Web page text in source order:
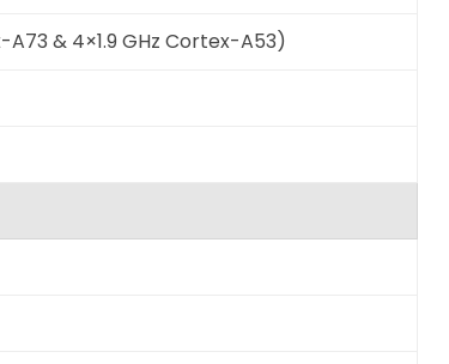
& 4×1.9 GHz Cortex-A53)